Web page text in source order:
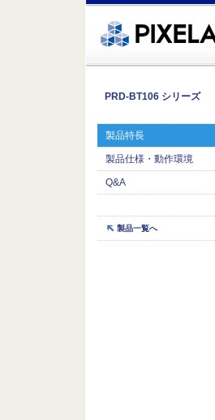
繝ｳ繧ｯ縺ｧ縺吶�
PRD-BT106 シリーズ
製品特長
製品仕様・動作環境
Q&A
製品一覧へ